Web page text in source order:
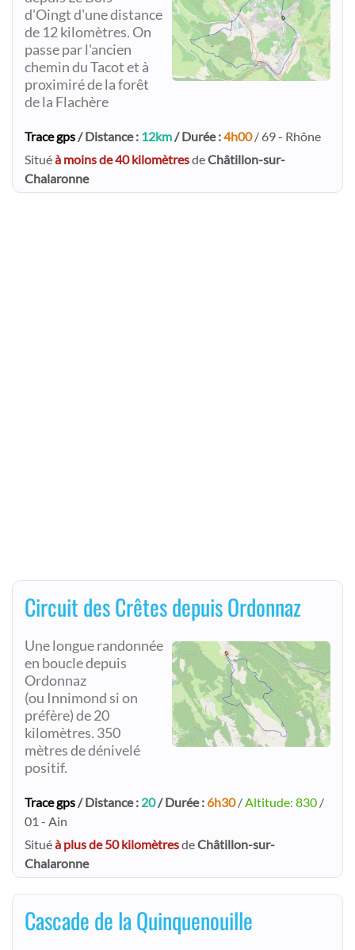
d'Oingt d'une distance
de 12 kilomètres. On
passe par l'ancien
chemin du Tacot et à
proximiré de la forêt
de la Flachère
Trace gps/ Distance : 12km/ Durée :4h00/ 69 - Rhône
Situéà moins de 40 kilomètresdeChâtillon-sur-
Chalaronne
Circuit des Crêtes depuis Ordonnaz
Une longue randonnée
en boucle depuis
Ordonnaz
(ou Innimond si on
préfère) de 20
kilomètres. 350
mètres de dénivelé
positif.
Trace gps/ Distance : 20/ Durée : 6h30/Altitude: 830 /
01 - Ain
Situéà plus de 50 kilomètresdeChâtillon-sur-
Chalaronne
Cascade de la Quinquenouille